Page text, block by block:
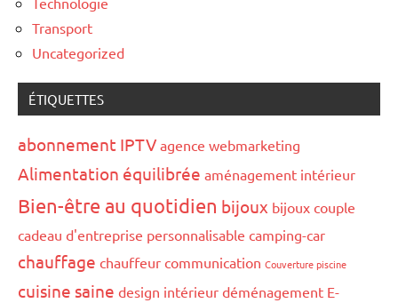
Transport
Uncategorized
ÉTIQUETTES
abonnement IPTV agence webmarketing
Alimentation équilibrée aménagement intérieur
Bien-être au quotidien bijoux bijoux couple
cadeau d'entreprise personnalisable camping-car
chauffage chauffeur communication Couverture piscine
cuisine saine design intérieur déménagement E-